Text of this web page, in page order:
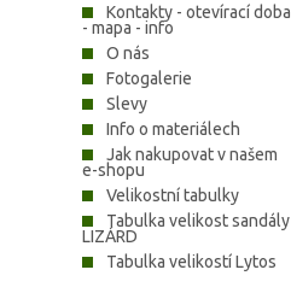
Kontakty - otevírací doba
- mapa - info
O nás
Fotogalerie
Slevy
Info o materiálech
Jak nakupovat v našem
e-shopu
Velikostní tabulky
Tabulka velikost sandály
LIZÁRD
Tabulka velikostí Lytos